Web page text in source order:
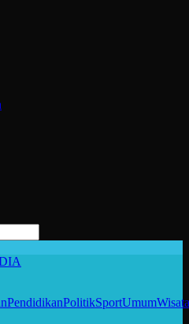
PendidikanPolitikSportUmumWisata